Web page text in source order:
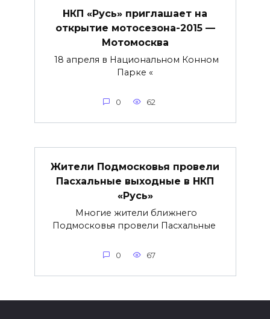
НКП «Русь» приглашает на
открытие мотосезона-2015 —
Мотомосква
18 апреля в Национальном Конном
Парке «
0 62
Жители Подмосковья провели
Пасхальные выходные в НКП
«Русь»
Многие жители ближнего
Подмосковья провели Пасхальные
0 67